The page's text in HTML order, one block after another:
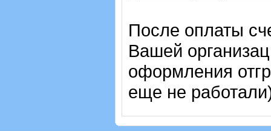
После оплаты
Вашей
оформления
еще не